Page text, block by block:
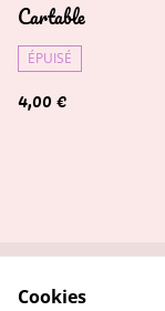
Cartable
ÉPUISÉ
4,00 €
Cookies